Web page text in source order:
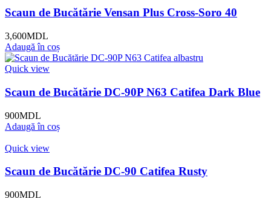
Scaun de Bucătărie Vensan Plus Cross-Soro 40
3,600MDL
Adaugă în coș
Quick view
Scaun de Bucătărie DC-90P N63 Catifea Dark Blue
900MDL
Adaugă în coș
Quick view
Scaun de Bucătărie DC-90 Catifea Rusty
900MDL